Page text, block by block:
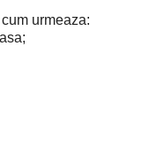
urmeaza: